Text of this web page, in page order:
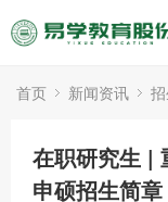
首页 新闻资讯
在职研究生 |
申硕招生简章